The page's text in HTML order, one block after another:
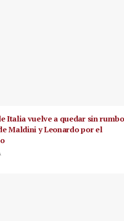
Italia vuelve a quedar sin rumbo
Maldini y Leonardo por el